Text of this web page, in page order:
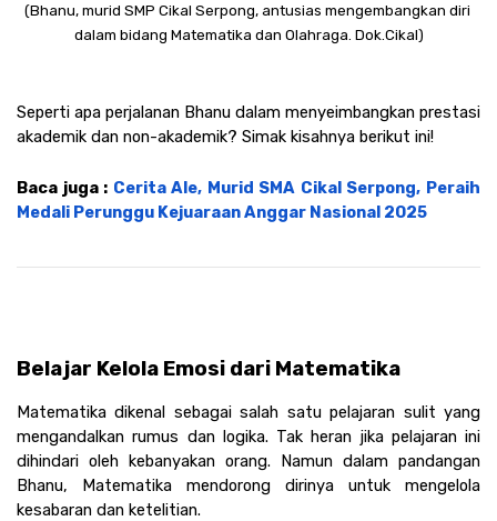
(Bhanu, murid SMP Cikal Serpong, antusias mengembangkan diri
dalam bidang Matematika dan Olahraga. Dok.Cikal)
Seperti apa perjalanan Bhanu dalam menyeimbangkan prestasi
akademik dan non-akademik? Simak kisahnya berikut ini!
Baca juga : Cerita Ale, Murid SMA Cikal Serpong, Peraih
Medali Perunggu Kejuaraan Anggar Nasional 2025
Belajar Kelola Emosi dari Matematika
Matematika dikenal sebagai salah satu pelajaran sulit yang
mengandalkan rumus dan logika. Tak heran jika pelajaran ini
dihindari oleh kebanyakan orang. Namun dalam pandangan
Bhanu, Matematika mendorong dirinya untuk mengelola
kesabaran dan ketelitian.